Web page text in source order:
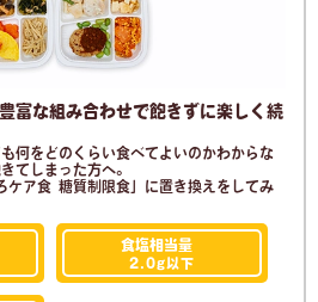
富な組み合わせで飽きずに楽しく続
何をどのくらい食べてよいのかわからな
てしまった方へ。
ケア食 糖質制限食」に置き換えをしてみ
食塩相当量
2.0g以下